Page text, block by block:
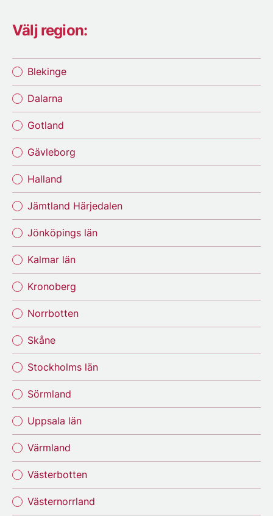
Välj region:
Blekinge
Dalarna
Gotland
Gävleborg
Halland
Jämtland Härjedalen
Jönköpings län
Kalmar län
Kronoberg
Norrbotten
Skåne
Stockholms län
Sörmland
Uppsala län
Värmland
Västerbotten
Västernorrland